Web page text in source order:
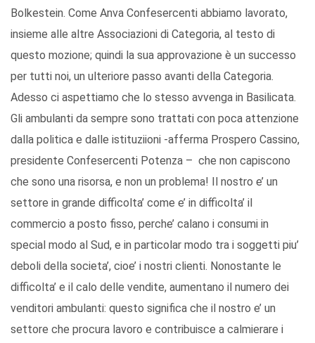
Bolkestein. Come Anva Confesercenti abbiamo lavorato,
insieme alle altre Associazioni di Categoria, al testo di
questo mozione; quindi la sua approvazione è un successo
per tutti noi, un ulteriore passo avanti della Categoria.
Adesso ci aspettiamo che lo stesso avvenga in Basilicata.
Gli ambulanti da sempre sono trattati con poca attenzione
dalla politica e dalle istituziioni -afferma Prospero Cassino,
presidente Confesercenti Potenza – che non capiscono
che sono una risorsa, e non un problema! Il nostro e’ un
settore in grande difficolta’ come e’ in difficolta’ il
commercio a posto fisso, perche’ calano i consumi in
special modo al Sud, e in particolar modo tra i soggetti piu’
deboli della societa’, cioe’ i nostri clienti. Nonostante le
difficolta’ e il calo delle vendite, aumentano il numero dei
venditori ambulanti: questo significa che il nostro e’ un
settore che procura lavoro e contribuisce a calmierare i